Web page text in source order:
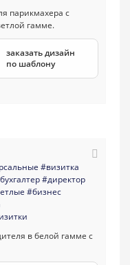
заказать дизайн
по шаблону
#визитка
#директор
#бизнес